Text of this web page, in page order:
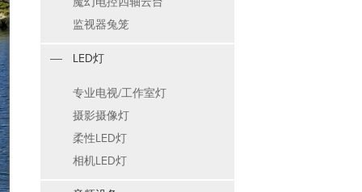
监视器兔笼
LED灯
专业电视/工作室灯
摄影摄像灯
柔性LED灯
相机LED灯